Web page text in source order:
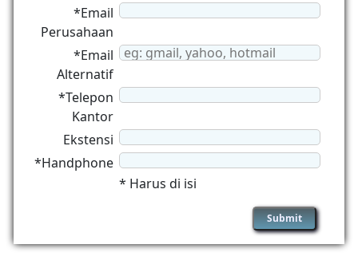
*Email
Perusahaan
*Email
Alternatif
*Telepon
Kantor
Ekstensi
*Handphone
* Harus di isi